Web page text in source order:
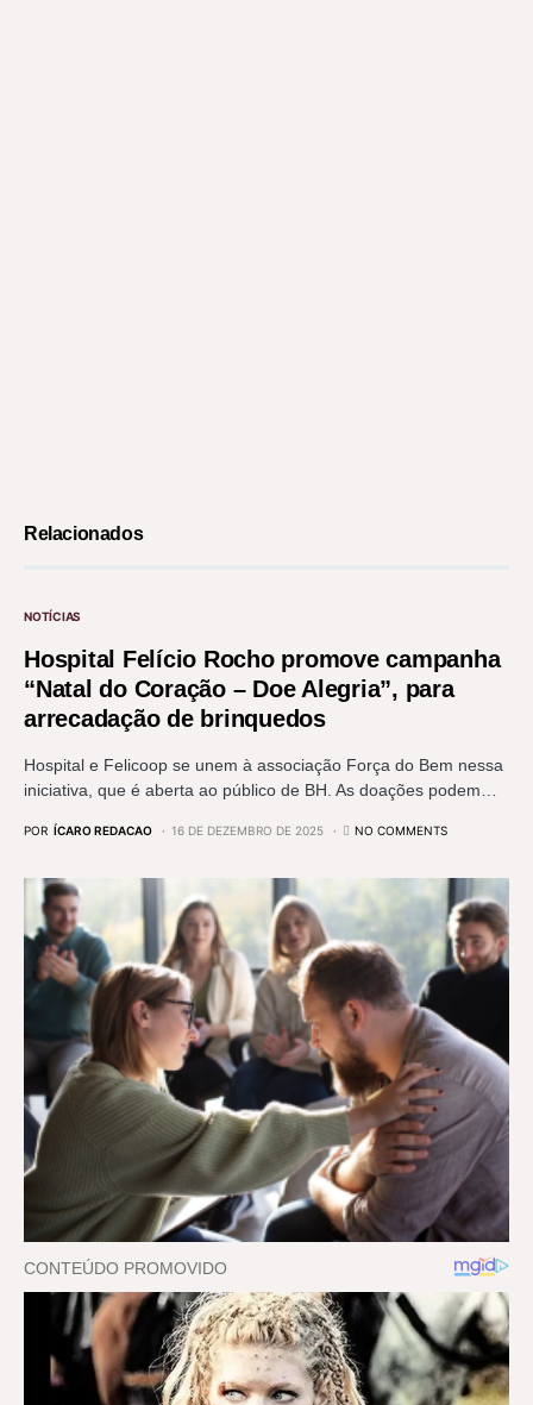
Relacionados
NOTÍCIAS
Hospital Felício Rocho promove campanha
“Natal do Coração – Doe Alegria”, para
arrecadação de brinquedos
Hospital e Felicoop se unem à associação Força do Bem nessa
iniciativa, que é aberta ao público de BH. As doações podem…
POR ÍCARO REDACAO 16 DE DEZEMBRO DE 2025 NO COMMENTS